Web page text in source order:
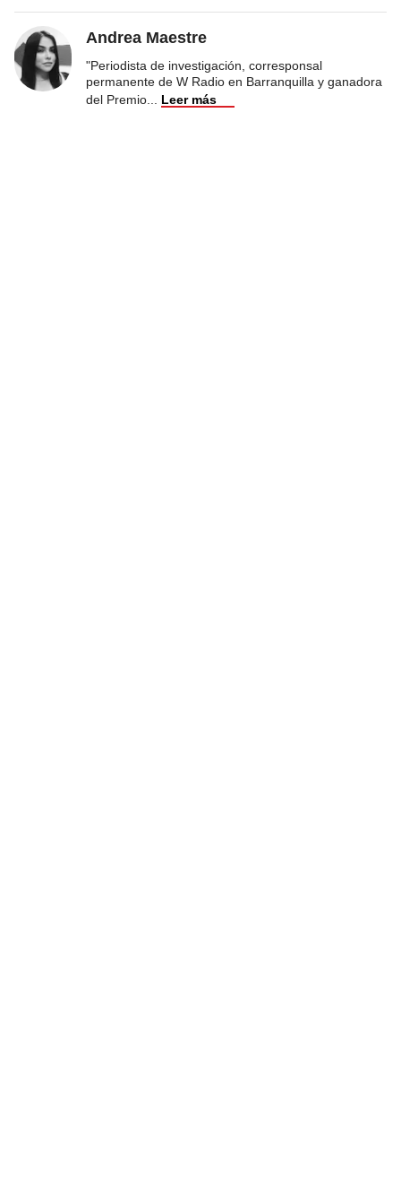
Andrea Maestre
"Periodista de investigación, corresponsal
permanente de W Radio en Barranquilla y ganadora
del Premio
Leer más